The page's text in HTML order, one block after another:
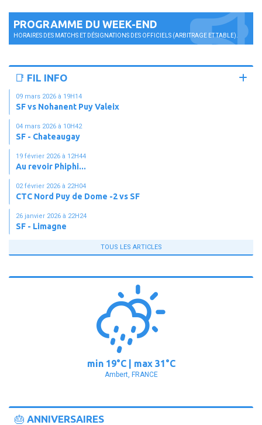
PROGRAMME DU WEEK-END
HORAIRES DES MATCHS ET DÉSIGNATIONS DES OFFICIELS (ARBITRAGE ET TABLE).
📑 FIL INFO
09 mars 2026 à 19H14
SF vs Nohanent Puy Valeix
04 mars 2026 à 10H42
SF - Chateaugay
19 février 2026 à 12H44
Au revoir Phiphi...
02 février 2026 à 22H04
CTC Nord Puy de Dome -2 vs SF
26 janvier 2026 à 22H24
SF - Limagne
TOUS LES ARTICLES
min 19°C | max 31°C
Ambert, FRANCE
🎂 ANNIVERSAIRES